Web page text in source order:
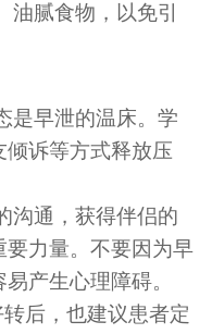
油腻食物，以免引
是早泄的温床。学
诉等方式释放压
沟通，获得伴侣的
力量。不要因为早
产生心理障碍。
后，也建议患者定